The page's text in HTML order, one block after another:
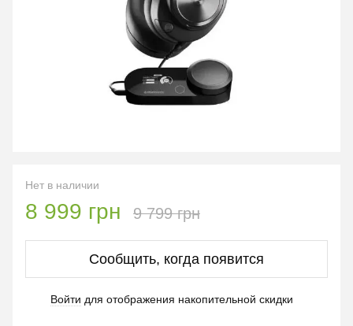
Нет в наличии
8 999 грн 9 799 грн
Сообщить, когда появится
Войти для отображения накопительной скидки